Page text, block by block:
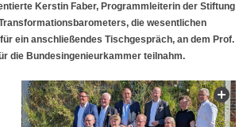
Kerstin Faber, Programmleiterin der Stiftung
die wesentlichen
ein anschließendes Tischgespräch, an dem Prof.
die Bundesingenieurkammer teilnahm.